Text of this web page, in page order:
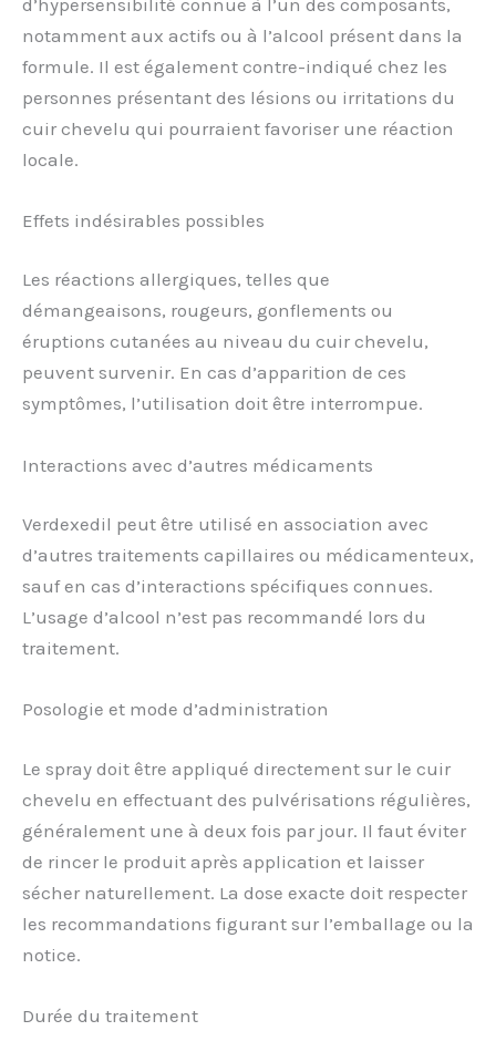
notamment aux actifs ou à l’alcool présent dans la
formule. Il est également contre-indiqué chez les
personnes présentant des lésions ou irritations du
cuir chevelu qui pourraient favoriser une réaction
locale.
Effets indésirables possibles
Les réactions allergiques, telles que
démangeaisons, rougeurs, gonflements ou
éruptions cutanées au niveau du cuir chevelu,
peuvent survenir. En cas d’apparition de ces
symptômes, l’utilisation doit être interrompue.
Interactions avec d’autres médicaments
Verdexedil peut être utilisé en association avec
d’autres traitements capillaires ou médicamenteux,
sauf en cas d’interactions spécifiques connues.
L’usage d’alcool n’est pas recommandé lors du
traitement.
Posologie et mode d’administration
Le spray doit être appliqué directement sur le cuir
chevelu en effectuant des pulvérisations régulières,
généralement une à deux fois par jour. Il faut éviter
de rincer le produit après application et laisser
sécher naturellement. La dose exacte doit respecter
les recommandations figurant sur l’emballage ou la
notice.
Durée du traitement